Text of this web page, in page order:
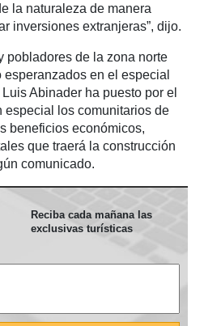
la naturaleza de manera
inversiones extranjeras”, dijo.
pobladores de la zona norte
en el especial
Abinader ha puesto por el
especial los comunitarios de
beneficios económicos,
que traerá la construcción
comunicado.
Reciba cada mañana las
exclusivas turísticas